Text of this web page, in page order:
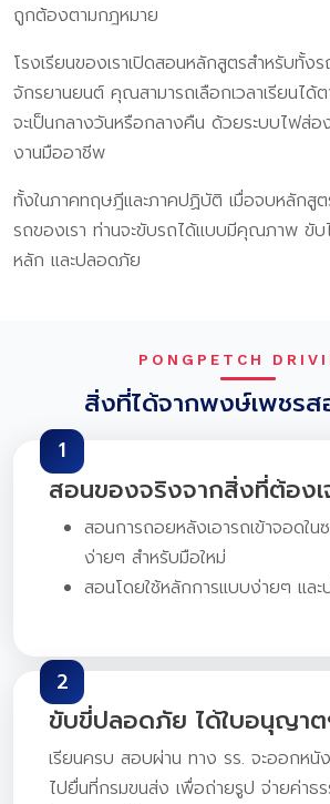
ถูกต้องตามกฎหมาย
โรงเรียนของเราเปิดสอนหลักสูตรสำหรับทั้ง
จักรยานยนต์ คุณสามารถเลือกเวลาเรียนได้
จะเป็นกลางวันหรือกลางคืน ด้วยระบบไฟส่อ
งานมืออาชีพ
ทั้งในภาคทฤษฎีและภาคปฏิบัติ เมื่อจบหลักสูต
รถของเรา ท่านจะขับรถได้แบบมีคุณภาพ ขั
หลัก และปลอดภัย
PONGPETCH
สิ่งที่ได้จากพงษ์เพชร
1
สอนของจริงจากสิ่งที่ต้อง
สอนการถอยหลังเอารถเข้าจอดใ
ง่ายๆ สำหรับมือใหม่
สอนโดยใช้หลักการแบบง่ายๆ แล
2
ขับขี่ปลอดภัย ได้ใบอนุญาต
เรียนครบ สอบผ่าน ทาง รร. จะออกหนั
ไปยื่นที่กรมขนส่ง เพื่อถ่ายรูป จ่ายค่าธร